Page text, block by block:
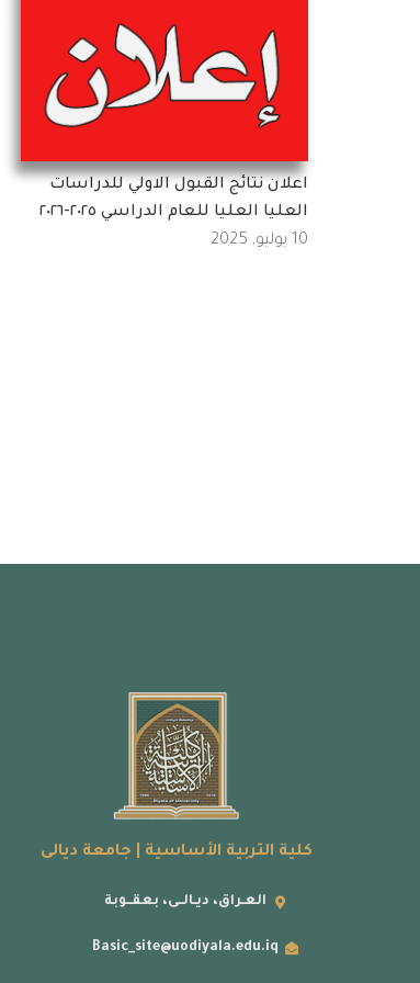
اعلان نتائج القبول الاولي للدراسات
العليا العليا للعام الدراسي ٢٠٢٥-٢٠٢٦
10 يوليو, 2025
كلية التربية الأساسية | جامعة ديالى
العـراق، ديـالــى، بعقــوبة
Basic_site@uodiyala.edu.iq